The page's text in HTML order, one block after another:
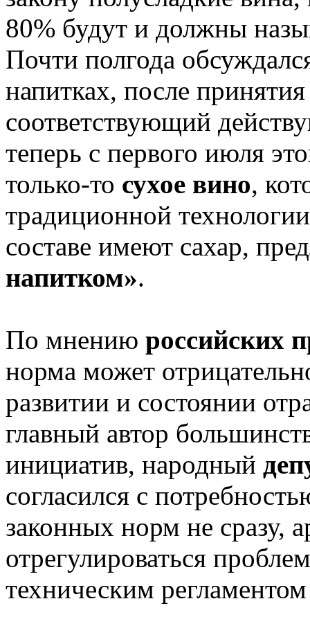
80% будут и должны
Почти полгода
напитках, после
соответствующий
теперь с первого июля
только-то сухое вино,
традиционной
составе имеют сахар,
напитком».
По мнению российских
норма может
развитии и состоянии
главный автор
инициатив, народный
согласился с
законных норм не сразу,
отрегулироваться
техническим